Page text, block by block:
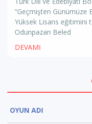
“Geçmişten Günümüze
Yüksek Lisans eğitimini
Odunpazarı Beled
DEVAMI
OYUN ADI